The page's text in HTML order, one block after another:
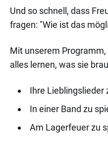
Und so schnell, dass
fragen: "Wie ist das
Mit unserem
alles lernen, was sie
Ihre Lieblingslieder
In einer Band zu
Am Lagerfeuer zu